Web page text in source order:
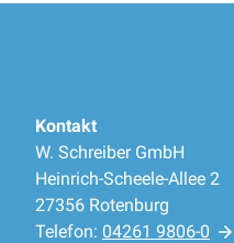
Kontakt
W. Schreiber GmbH
Heinrich-Scheele-Allee 2
27356 Rotenburg
Telefon: 04261 9806-0